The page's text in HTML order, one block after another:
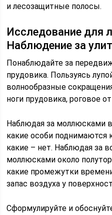
и лесозащитные полосы.
Исследование для
Наблюдение за
Понаблюдайте за
прудовика. Пользуясь
волнообразные
ноги прудовика, роговое
Наблюдая за моллюсками
какие особи поднимаются
какие – нет. Наблюдая за
моллюсками около
какие промежутки
запас воздуха у
Сформулируйте и